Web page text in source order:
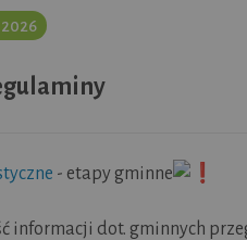
- etapy gminne
informacji dot. gminnych